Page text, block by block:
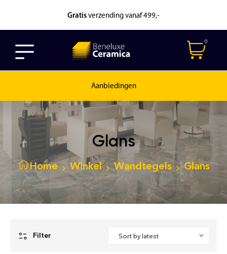
Gratis verzending vanaf 499,-
0
Aanbiedingen
Glans
Home Winkel Wandtegels Glans
Filter